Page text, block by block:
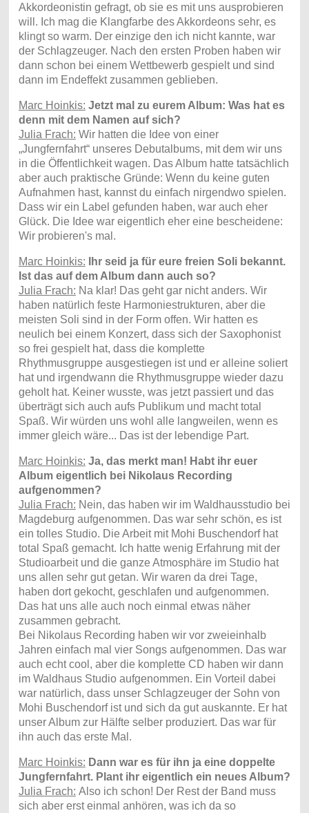
Akkordeonistin gefragt, ob sie es mit uns ausprobieren
will. Ich mag die Klangfarbe des Akkordeons sehr, es
klingt so warm. Der einzige den ich nicht kannte, war
der Schlagzeuger. Nach den ersten Proben haben wir
dann schon bei einem Wettbewerb gespielt und sind
dann im Endeffekt zusammen geblieben.
Marc Hoinkis: Jetzt mal zu eurem Album: Was hat es
denn mit dem Namen auf sich?
Julia Frach: Wir hatten die Idee von einer
„Jungfernfahrt“ unseres Debutalbums, mit dem wir uns
in die Öffentlichkeit wagen. Das Album hatte tatsächlich
aber auch praktische Gründe: Wenn du keine guten
Aufnahmen hast, kannst du einfach nirgendwo spielen.
Dass wir ein Label gefunden haben, war auch eher
Glück. Die Idee war eigentlich eher eine bescheidene:
Wir probieren's mal.
Marc Hoinkis:
Ihr seid ja für eure freien Soli bekannt.
Ist das auf dem Album dann auch so?
Julia Frach: Na klar! Das geht gar nicht anders. Wir
haben natürlich feste Harmoniestrukturen, aber die
meisten Soli sind in der Form offen. Wir hatten es
neulich bei einem Konzert, dass sich der Saxophonist
so frei gespielt hat, dass die komplette
Rhythmusgruppe ausgestiegen ist und er alleine soliert
hat und irgendwann die Rhythmusgruppe wieder dazu
geholt hat. Keiner wusste, was jetzt passiert und das
überträgt sich auch aufs Publikum und macht total
Spaß. Wir würden uns wohl alle langweilen, wenn es
immer gleich wäre... Das ist der lebendige Part.
Marc Hoinkis: Ja, das merkt man! Habt ihr euer
Album eigentlich bei Nikolaus Recording
aufgenommen?
Julia Frach: Nein, das haben wir im Waldhausstudio bei
Magdeburg aufgenommen. Das war sehr schön, es ist
ein tolles Studio. Die Arbeit mit Mohi Buschendorf hat
total Spaß gemacht. Ich hatte wenig Erfahrung mit der
Studioarbeit und die ganze Atmosphäre im Studio hat
uns allen sehr gut getan. Wir waren da drei Tage,
haben dort gekocht, geschlafen und aufgenommen.
Das hat uns alle auch noch einmal etwas näher
zusammen gebracht.
Bei Nikolaus Recording haben wir vor zweieinhalb
Jahren einfach mal vier Songs aufgenommen. Das war
auch echt cool, aber die komplette CD haben wir dann
im Waldhaus Studio aufgenommen. Ein Vorteil dabei
war natürlich, dass unser Schlagzeuger der Sohn von
Mohi Buschendorf ist und sich da gut auskannte. Er hat
unser Album zur Hälfte selber produziert. Das war für
ihn auch das erste Mal.
Marc Hoinkis: Dann war es für ihn ja eine doppelte
Jungfernfahrt. Plant ihr eigentlich ein neues Album?
Julia Frach: Also ich schon! Der Rest der Band muss
sich aber erst einmal anhören, was ich da so